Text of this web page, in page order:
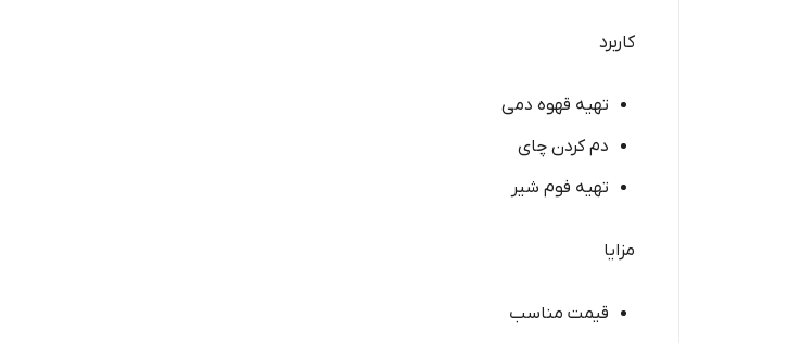
کاربرد
تهیه قهوه دمی
دم کردن چای
تهیه فوم شیر
مزایا
قیمت مناسب